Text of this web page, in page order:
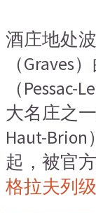
酒庄地处
（Graves
（
大名庄之
Haut-
起，被官
格拉夫列级